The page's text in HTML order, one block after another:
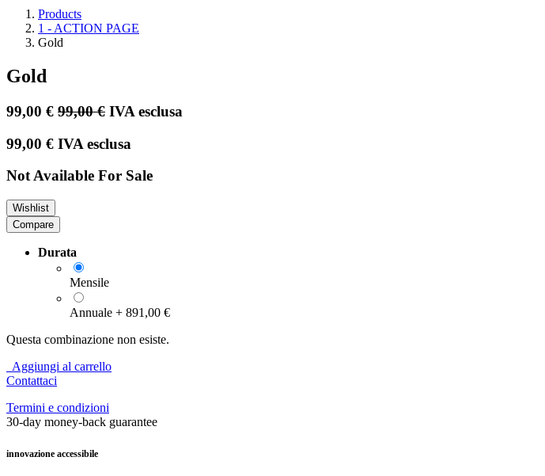
Products
1 - ACTION PAGE
Gold
Gold
99,00 € 99,00€ IVA esclusa
99,00 € IVA esclusa
Not Available For Sale
Wishlist
Compare
Durata
Mensile
Annuale + 891,00 €
Questa combinazione non esiste.
Aggiungi al carrello
Contattaci
Termini e condizioni
30-day money-back guarantee
innovazione accessibile